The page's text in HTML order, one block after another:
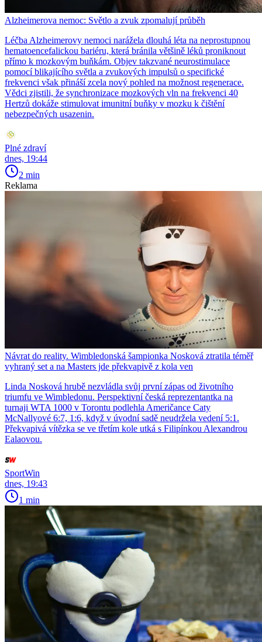
Alzheimerova nemoc: Světlo a zvuk zpomalují průběh
Léčba Alzheimerovy nemoci narážela dlouhá léta na neprostupnou
hematoencefalickou bariéru, která bránila většině léků proniknout
přímo k mozkovým buňkám. Objev takzvané neurostimulace
pomocí blikajícího světla a zvukových impulsů o specifické
frekvenci však přináší zcela nový pohled na možnost regenerace.
Vědci zjistili, že synchronizace mozkových vln na frekvenci 40
Hertzů dokáže stimulovat imunitní buňky v mozku k čištění
nebezpečných usazenin.
Plné zdraví
dnes, 19:44
2 min
Reklama
Návrat do reality. Wimbledonská šampionka Nosková ztratila téměř
vyhraný set a na Masters jde překvapivě z kola ven
Linda Nosková hrubě nezvládla svůj první zápas od životního
triumfu ve Wimbledonu. Perspektivní česká reprezentantka na
turnaji WTA 1000 v Torontu podlehla Američance Caty
McNallyové 6:7, 1:6, když v úvodní sadě neudržela vedení 5:1.
Překvapivá vítězka se ve třetím kole utká s Filipínkou Alexandrou
Ealaovou.
SportWin
dnes, 19:43
1 min